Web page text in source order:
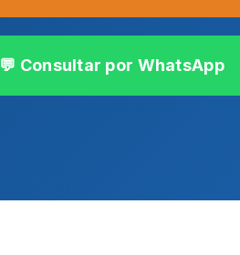
💬 Consultar por WhatsApp